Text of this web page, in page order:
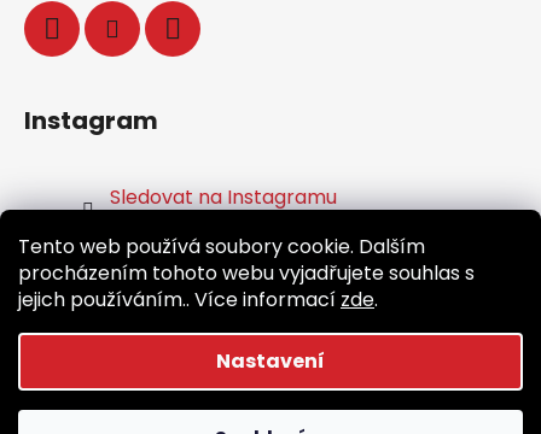
Tento web používá soubory cookie. Dalším
procházením tohoto webu vyjadřujete souhlas s
jejich používáním.. Více informací zde.
Nastavení
Instagram
Sledovat na Instagramu
Facebook
Vytvořil Shoptet